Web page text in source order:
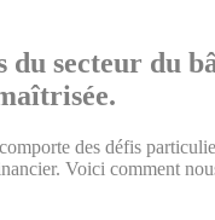
du secteur du
des défis
Voici comment